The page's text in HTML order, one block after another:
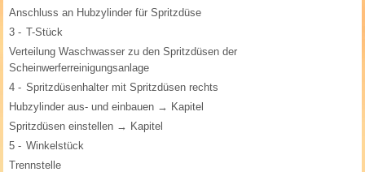
Anschluss an Hubzylinder für Spritzdüse
3 - T-Stück
Verteilung Waschwasser zu den Spritzdüsen der
Scheinwerferreinigungsanlage
4 - Spritzdüsenhalter mit Spritzdüsen rechts
Hubzylinder aus- und einbauen → Kapitel
Spritzdüsen einstellen → Kapitel
5 - Winkelstück
Trennstelle